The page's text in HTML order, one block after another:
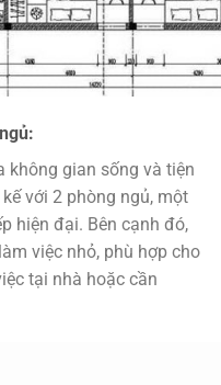
không gian sống và tiện
với 2 phòng ngủ, một
hiện đại. Bên cạnh đó,
việc nhỏ, phù hợp cho
tại nhà hoặc cần